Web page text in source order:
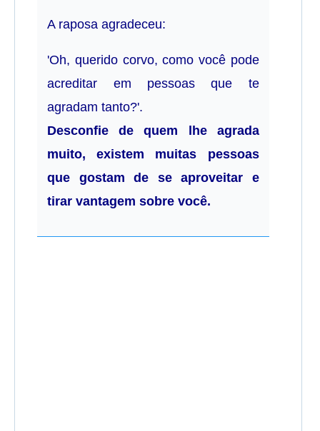
A raposa agradeceu:
'Oh, querido corvo, como você pode
acreditar em pessoas que te
agradam tanto?'.
Desconfie de quem lhe agrada
muito, existem muitas pessoas
que gostam de se aproveitar e
tirar vantagem sobre você.